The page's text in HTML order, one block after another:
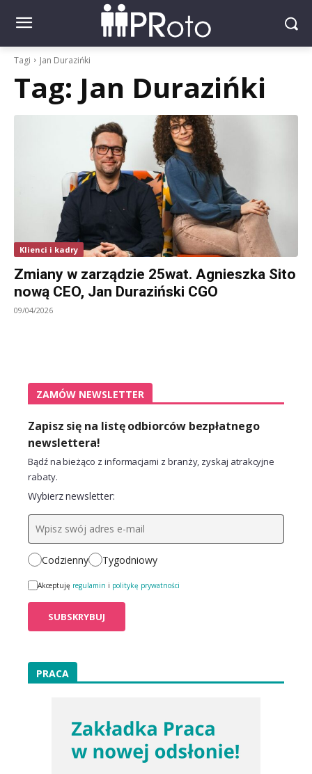
Tagi Jan Durazińki
Tag: Jan Durazińki
Klienci i kadry
Zmiany w zarządzie 25wat. Agnieszka Sito
nową CEO, Jan Duraziński CGO
09/04/2026
ZAMÓW NEWSLETTER
Zapisz się na listę odbiorców bezpłatnego
newslettera!
Bądź na bieżąco z informacjami z branży, zyskaj atrakcyjne
rabaty.
Wybierz newsletter:
Codzienny Tygodniowy
Akceptuję regulamin i politykę prywatności
PRACA